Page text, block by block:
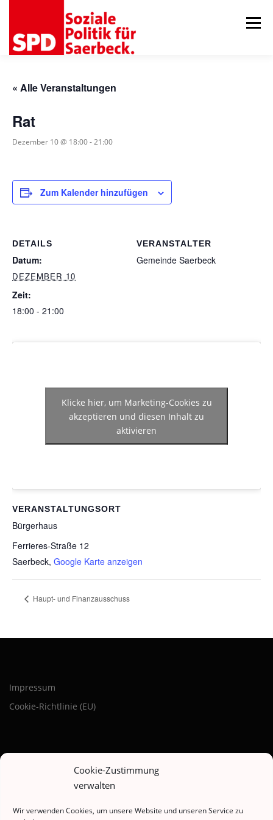
Cookie-Zustimmung
verwalten
Wir verwenden Cookies, um unsere Website und unseren Service zu
Menü
75 JAHRE RATSFRAKTION
« Alle Veranstaltungen
Rat
Dezember 10 @ 18:00-21:00
Zum Kalender hinzufügen
DETAILS
Datum:
DEZEMBER 10
Zeit:
18:00 - 21:00
VERANSTALTER
Gemeinde Saerbeck
VERANSTALTUNGSORT
Bürgerhaus
Ferrieres-Straße 12
Saerbeck, Google Karte anzeigen
Klicke hier, um Marketing-Cookies zu
akzeptieren und diesen Inhalt zu
aktivieren
Haupt- und Finanzausschuss
Impressum
Cookie-Richtlinie (EU)